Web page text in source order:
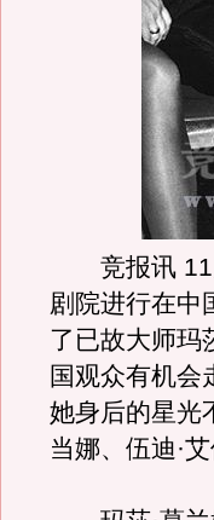
竞报讯 11
剧院进行在中
了已故大师玛
国观众有机会
她身后的星光
当娜、伍迪·